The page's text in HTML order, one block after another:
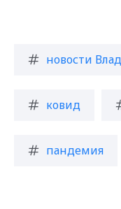
новости
ковид
пандемия